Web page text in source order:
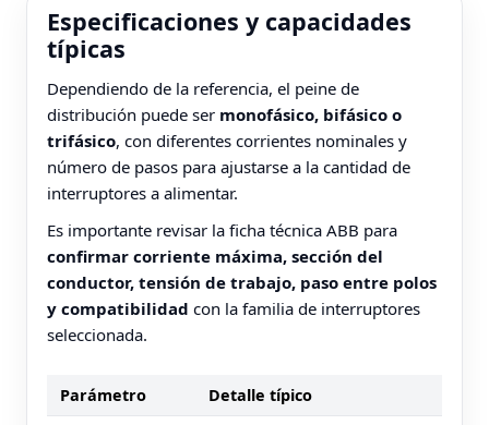
Especificaciones y capacidades
típicas
Dependiendo de la referencia, el peine de
distribución puede ser monofásico, bifásico o
trifásico, con diferentes corrientes nominales y
número de pasos para ajustarse a la cantidad de
interruptores a alimentar.
Es importante revisar la ficha técnica ABB para
confirmar corriente máxima, sección del
conductor, tensión de trabajo, paso entre polos
y compatibilidad con la familia de interruptores
seleccionada.
Parámetro
Detalle típico